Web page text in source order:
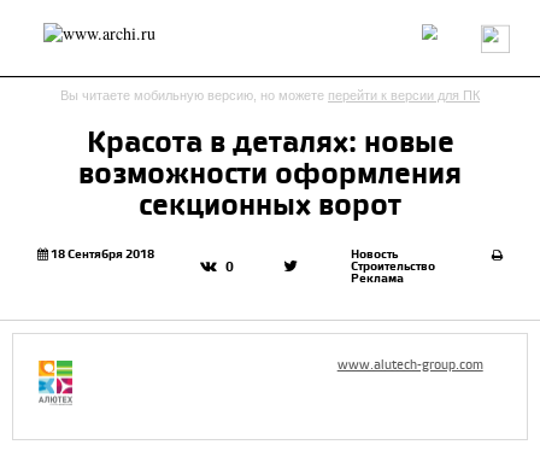
Россия Мир Технологии Интерьер Пресса
Архитекторы
Анонсы конкурсов
Интервью Исследование
Обзор
Объект
Результаты конкурса
Архитектура
Эко
Вы читаете мобильную версию, но можете перейти к версии для ПК
Красота в деталях: новые
возможности оформления
секционных ворот
18 Сентября 2018
0
Новость
Строительство
Реклама
www.alutech-group.com